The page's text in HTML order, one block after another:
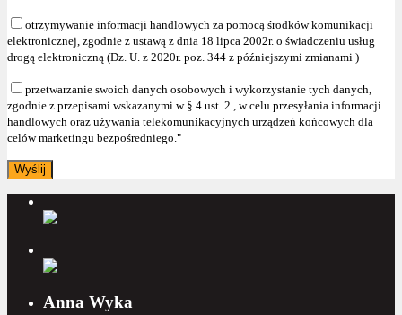
otrzymywanie informacji handlowych za pomocą środków komunikacji
elektronicznej, zgodnie z ustawą z dnia 18 lipca 2002r. o świadczeniu usług
drogą elektroniczną (Dz. U. z 2020r. poz. 344 z późniejszymi zmianami )
przetwarzanie swoich danych osobowych i wykorzystanie tych danych,
zgodnie z przepisami wskazanymi w § 4 ust. 2 , w celu przesyłania informacji
handlowych oraz używania telekomunikacyjnych urządzeń końcowych dla
celów marketingu bezpośredniego."
Anna Wyka